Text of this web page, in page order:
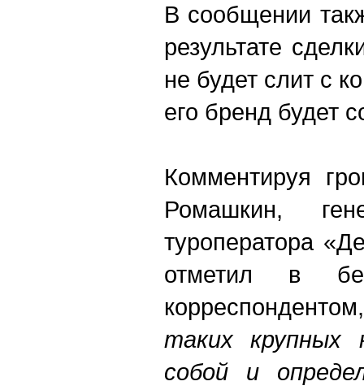
В сообщении
результате
не будет слит с
его бренд будет
Комментируя
Ромашкин,
туроператора
отметил в
таких крупных
собой и